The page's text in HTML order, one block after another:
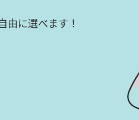
由に選べます！